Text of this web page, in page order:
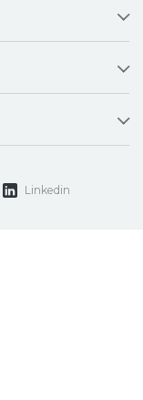
Linkedin